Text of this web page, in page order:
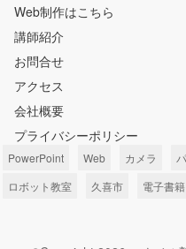
Web制作はこちら
講師紹介
お問合せ
アクセス
会社概要
プライバシーポリシー
PowerPoint Web カメラ
ロボット教室
久喜市 電子書籍